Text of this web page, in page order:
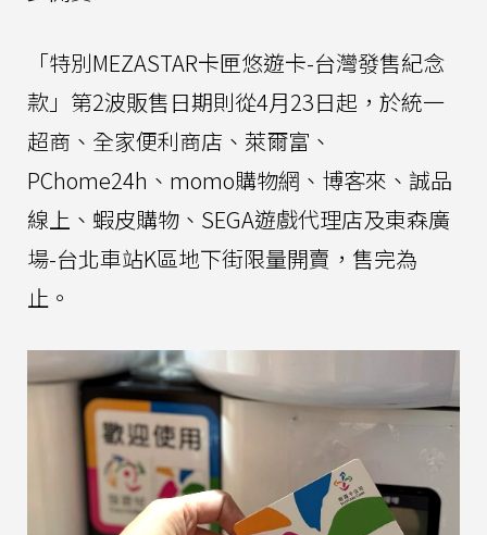
「特別MEZASTAR卡匣悠遊卡-台灣發售紀念
款」第2波販售日期則從4月23日起，於統一
超商、全家便利商店、萊爾富、
PChome24h、momo購物網、博客來、誠品
線上、蝦皮購物、SEGA遊戲代理店及東森廣
場-台北車站K區地下街限量開賣，售完為
止。